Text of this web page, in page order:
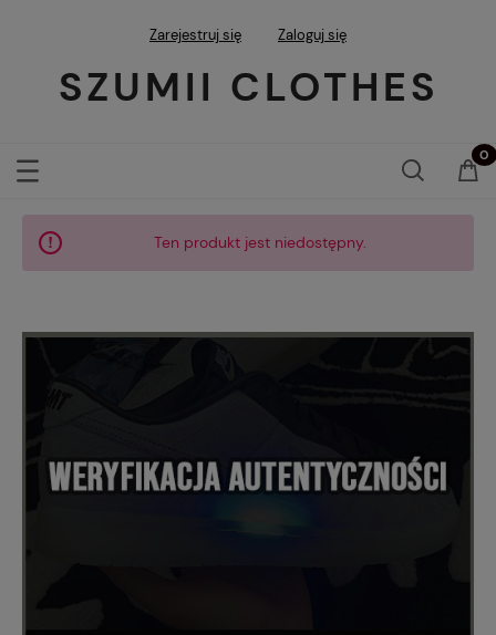
Zarejestruj się Zaloguj się
SZUMII CLOTHES
Ten produkt jest niedostępny.